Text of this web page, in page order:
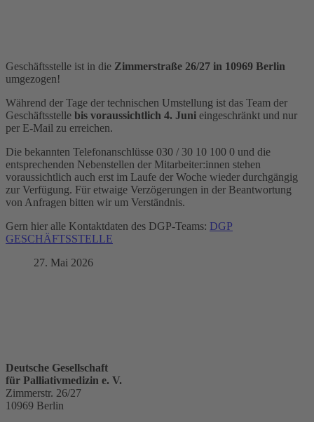
Geschäftsstelle ist in die Zimmerstraße 26/27 in 10969 Berlin
umgezogen!
Während der Tage der technischen Umstellung ist das Team der
Geschäftsstelle bis voraussichtlich 4. Juni eingeschränkt und nur
per E-Mail zu erreichen.
Die bekannten Telefonanschlüsse 030 / 30 10 100 0 und die
entsprechenden Nebenstellen der Mitarbeiter:innen stehen
voraussichtlich auch erst im Laufe der Woche wieder durchgängig
zur Verfügung. Für etwaige Verzögerungen in der Beantwortung
von Anfragen bitten wir um Verständnis.
Gern hier alle Kontaktdaten des DGP-Teams: DGP
GESCHÄFTSSTELLE
27. Mai 2026
Deutsche Gesellschaft
für Palliativmedizin e. V.
Zimmerstr. 26/27
10969 Berlin